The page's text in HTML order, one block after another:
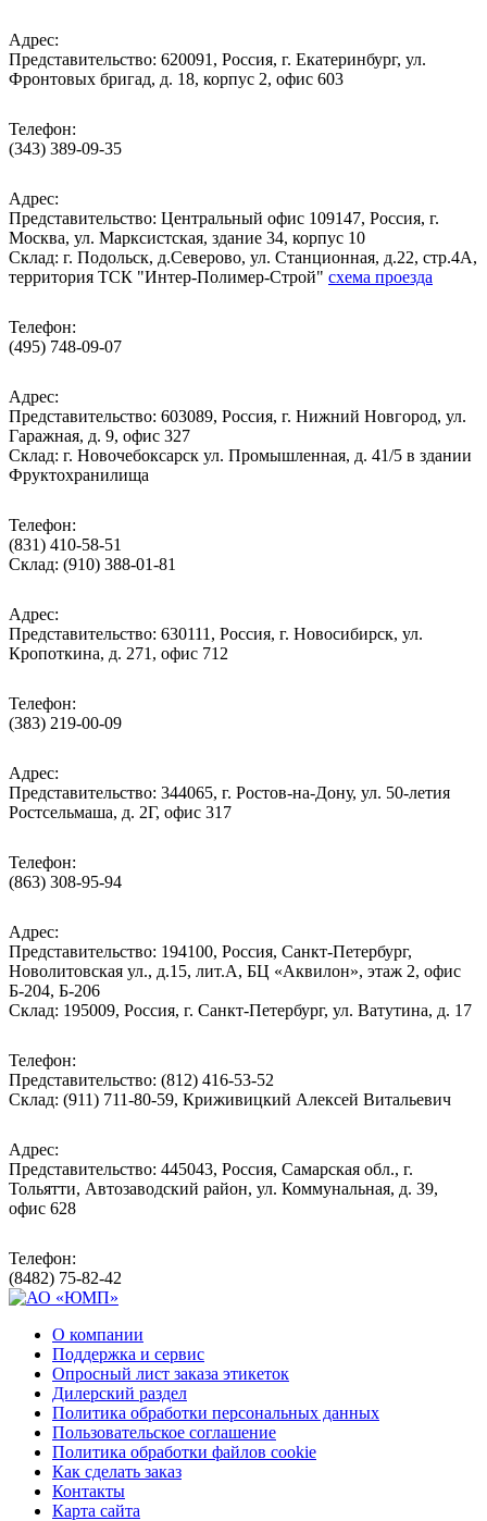
Адрес:
Представительство: 620091, Россия, г. Екатеринбург, ул.
Фронтовых бригад, д. 18, корпус 2, офис 603
Телефон:
(343) 389-09-35
Адрес:
Представительство: Центральный офис 109147, Россия, г.
Москва, ул. Марксистская, здание 34, корпус 10
Cклад: г. Подольск, д.Северово, ул. Станционная, д.22, стр.4А,
территория ТСК "Интер-Полимер-Строй" схема проезда
Телефон:
(495) 748-09-07
Адрес:
Представительство: 603089, Россия, г. Нижний Новгород, ул.
Гаражная, д. 9, офис 327
Склад: г. Новочебоксарск ул. Промышленная, д. 41/5 в здании
Фруктохранилища
Телефон:
(831) 410-58-51
Склад: (910) 388-01-81
Адрес:
Представительство: 630111, Россия, г. Новосибирск, ул.
Кропоткина, д. 271, офис 712
Телефон:
(383) 219-00-09
Адрес:
Представительство: 344065, г. Ростов-на-Дону, ул. 50-летия
Ростсельмаша, д. 2Г, офис 317
Телефон:
(863) 308-95-94
Адрес:
Представительство: 194100, Россия, Санкт-Петербург,
Новолитовская ул., д.15, лит.А, БЦ «Аквилон», этаж 2, офис
Б-204, Б-206
Склад: 195009, Россия, г. Санкт-Петербург, ул. Ватутина, д. 17
Телефон:
Представительство: (812) 416-53-52
Склад: (911) 711-80-59, Криживицкий Алексей Витальевич
Адрес:
Представительство: 445043, Россия, Самарская обл., г.
Тольятти, Автозаводский район, ул. Коммунальная, д. 39,
офис 628
Телефон:
(8482) 75-82-42
О компании
Поддержка и сервис
Опросный лист заказа этикеток
Дилерский раздел
Политика обработки персональных данных
Пользовательское соглашение
Политика обработки файлов cookie
Как сделать заказ
Контакты
Карта сайта